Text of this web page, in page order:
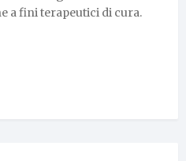
a fini terapeutici di cura.